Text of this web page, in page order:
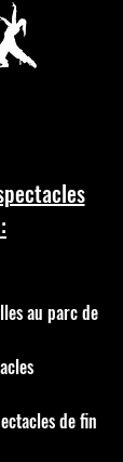
au parc de
de fin